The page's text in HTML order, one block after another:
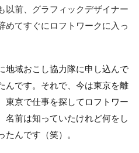
以前、グラフィックデザイナー
めてすぐにロフトワークに入っ
地域おこし協力隊に申し込んで
んです。それで、今は東京を離
東京で仕事を探してロフトワー
名前は知っていたけれど何をし
んです（笑）。